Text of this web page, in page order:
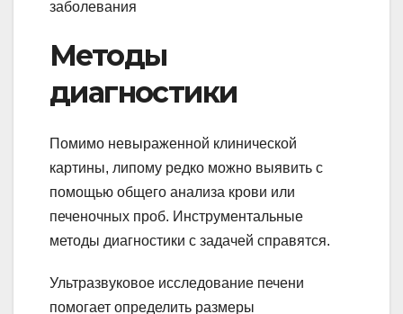
Методы
диагностики
Помимо невыраженной клинической
картины, липому редко можно выявить с
помощью общего анализа крови или
печеночных проб. Инструментальные
методы диагностики с задачей справятся.
Ультразвуковое исследование печени
помогает определить размеры